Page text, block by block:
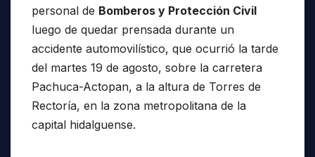
personal de Bomberos y Protección Civil
luego de quedar prensada durante un
accidente automovilístico, que ocurrió la tarde
del martes 19 de agosto, sobre la carretera
Pachuca-Actopan, a la altura de Torres de
Rectoría, en la zona metropolitana de la
capital hidalguense.